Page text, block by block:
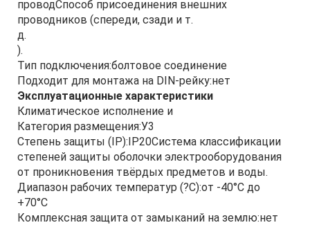
проводСпособ присоединения внешних
проводников (спереди, сзади и т.
д.
).
Тип подключения:болтовое соединение
Подходит для монтажа на DIN-рейку:нет
Эксплуатационные характеристики
Климатическое исполнение и
Категория размещения:У3
Степень защиты (IP):IP20Система классификации
степеней защиты оболочки электрооборудования
от проникновения твёрдых предметов и воды.
Диапазон рабочих температур (?С):от -40°С до
+70°С
Комплексная защита от замыканий на землю:нет